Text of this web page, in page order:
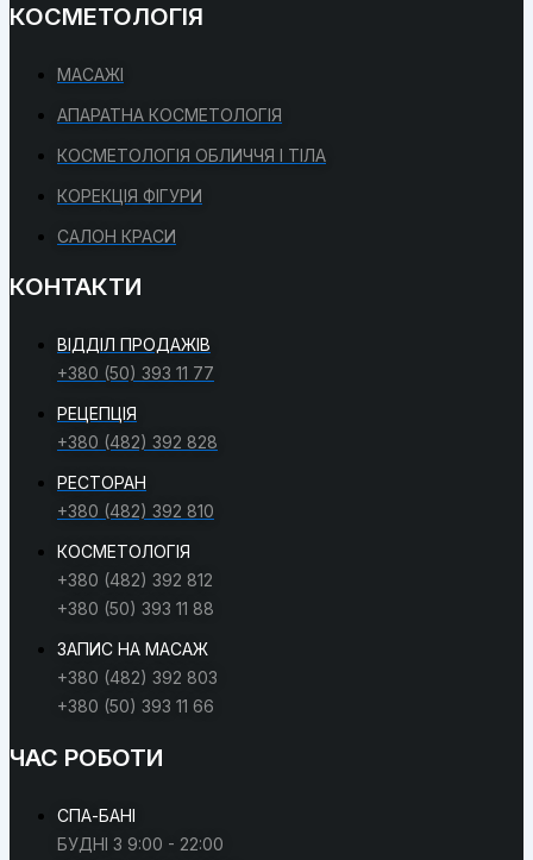
КОСМЕТОЛОГІЯ
МАСАЖІ
АПАРАТНА КОСМЕТОЛОГІЯ
КОСМЕТОЛОГІЯ ОБЛИЧЧЯ І ТІЛА
КОРЕКЦІЯ ФІГУРИ
САЛОН КРАСИ
КОНТАКТИ
ВІДДІЛ ПРОДАЖІВ
+380 (50) 393 11 77
РЕЦЕПЦІЯ
+380 (482) 392 828
РЕСТОРАН
+380 (482) 392 810
КОСМЕТОЛОГІЯ
+380 (482) 392 812
+380 (50) 393 11 88
ЗАПИС НА МАСАЖ
+380 (482) 392 803
+380 (50) 393 11 66
ЧАС РОБОТИ
СПА-БАНІ
БУДНІ З 9:00 - 22:00